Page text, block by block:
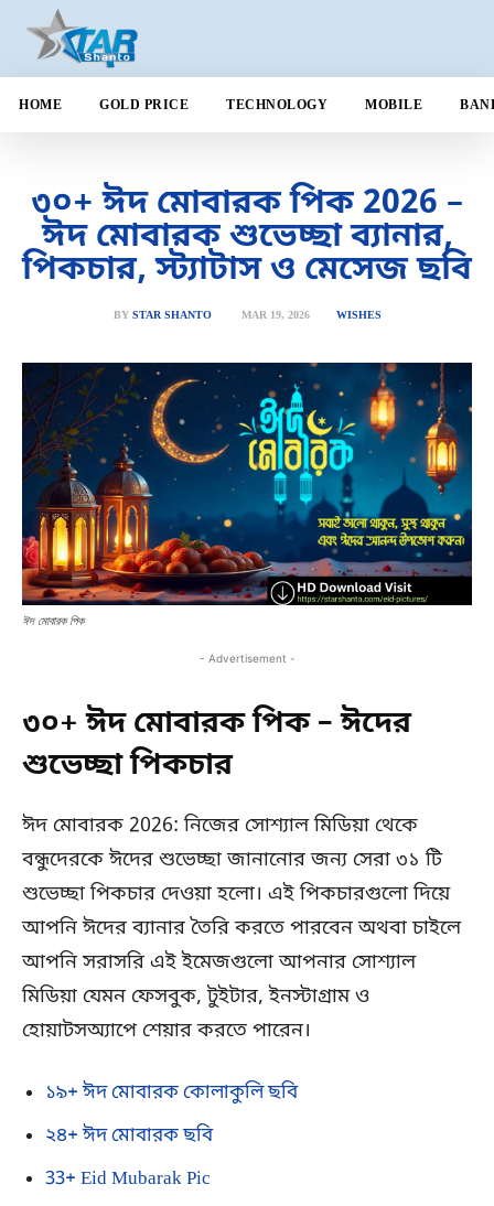
HOME GOLD PRICE TECHNOLOGY MOBILE
৩০+ ঈদ মোবারক পিক 2026 –
ঈদ মোবারক শুভেচ্ছা ব্যানার,
পিকচার, স্ট্যাটাস ও মেসেজ ছবি
BY STAR SHANTO MAR 19, 2026 WISHES
ঈদ মোবারক পিক
- Advertisement -
৩০+ ঈদ মোবারক পিক – ঈদের
শুভেচ্ছা পিকচার
ঈদ মোবারক 2026: নিজের সোশ্যাল মিডিয়া থেকে
বন্ধুদেরকে ঈদের শুভেচ্ছা জানানোর জন্য সেরা ৩১ টি
শুভেচ্ছা পিকচার দেওয়া হলো। এই পিকচারগুলো দিয়ে
আপনি ঈদের ব্যানার তৈরি করতে পারবেন অথবা চাইলে
আপনি সরাসরি এই ইমেজগুলো আপনার সোশ্যাল
মিডিয়া যেমন ফেসবুক, টুইটার, ইনস্টাগ্রাম ও
হোয়াটসঅ্যাপে শেয়ার করতে পারেন।
১৯+ ঈদ মোবারক কোলাকুলি ছবি
২৪+ ঈদ মোবারক ছবি
33+ Eid Mubarak Pic